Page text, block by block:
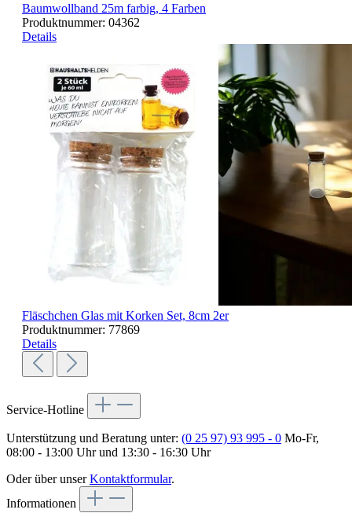
Baumwollband 25m farbig, 4 Farben
Produktnummer: 04362
Details
Fläschchen Glas mit Korken Set, 8cm 2er
Produktnummer: 77869
Details
Service-Hotline
Unterstützung und Beratung unter: (0 25 97) 93 995 - 0 Mo-Fr,
08:00 - 13:00 Uhr und 13:30 - 16:30 Uhr
Oder über unserKontaktformular.
Informationen